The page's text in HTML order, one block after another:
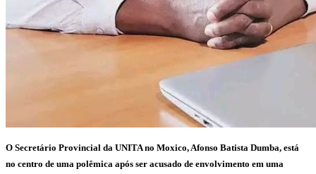
O Secretário Provincial da UNITA no Moxico, Afonso Batista Dumba, está
no centro de uma polêmica após ser acusado de envolvimento em uma